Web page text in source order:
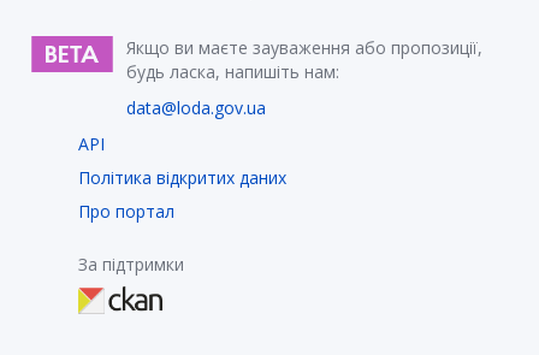
Якщо ви маєте зауваження або пропозиції,
будь ласка, напишіть нам:
data@loda.gov.ua
API
Політика відкритих даних
Про портал
За підтримки